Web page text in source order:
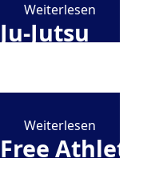
Weiterlesen
Ju-Jutsu
Weiterlesen
Free Athletics